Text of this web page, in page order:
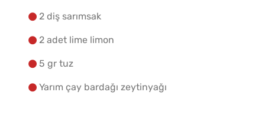
2 diş sarımsak
2 adet lime limon
5 gr tuz
Yarım çay bardağı zeytinyağı